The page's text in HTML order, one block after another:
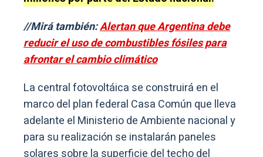
//Mirá también:Alertan que Argentina debe
reducir el uso de combustibles fósiles para
afrontar el cambio climático
La central fotovoltáica se construirá en el
marco del plan federal Casa Común que lleva
adelante el Ministerio de Ambiente nacional y
para su realización se instalarán paneles
solares sobre la superficie del techo del